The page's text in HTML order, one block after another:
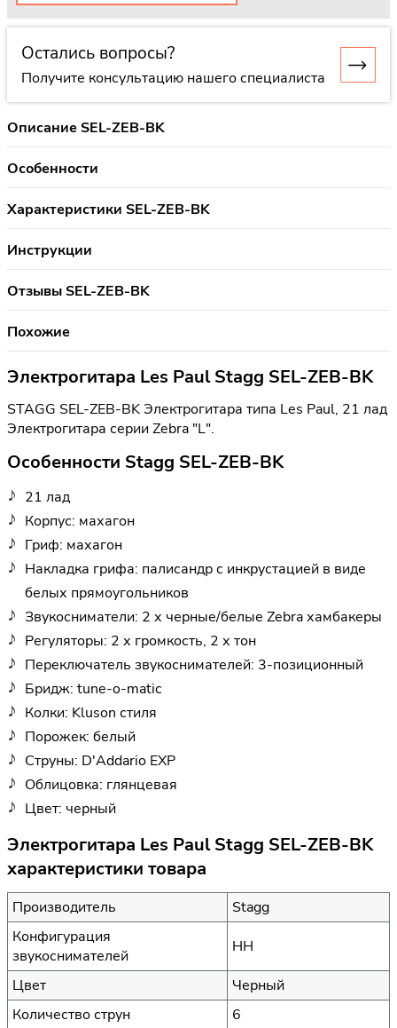
Остались вопросы?
Получите консультацию нашего специалиста
Описание SEL-ZEB-BK
Особенности
Характеристики SEL-ZEB-BK
Инструкции
Отзывы SEL-ZEB-BK
Похожие
Электрогитара Les Paul Stagg SEL-ZEB-BK
STAGG SEL-ZEB-BK Электрогитара типа Les Paul, 21 лад
Электрогитара серии Zebra "L".
Особенности Stagg SEL-ZEB-BK
21 лад
Корпус: махагон
Гриф: махагон
Накладка грифа: палисандр с инкрустацией в виде
белых прямоугольников
Звукосниматели: 2 х черные/белые Zebra хамбакеры
Регуляторы: 2 х громкость, 2 х тон
Переключатель звукоснимателей: 3-позиционный
Бридж: tune-o-matic
Колки: Kluson стиля
Порожек: белый
Струны: D'Addario EXP
Облицовка: глянцевая
Цвет: черный
Электрогитара Les Paul Stagg SEL-ZEB-BK
характеристики товара
Производитель
Stagg
Конфигурация
звукоснимателей
HH
Цвет
Черный
Количество струн
6